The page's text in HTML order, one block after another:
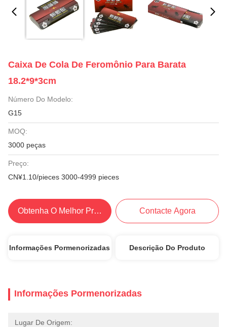
Caixa De Cola De Feromônio Para Barata
18.2*9*3cm
Número Do Modelo:
G15
MOQ:
3000 peças
Preço:
CN¥1.10/pieces 3000-4999 pieces
Obtenha O Melhor Preço Contacte Agora
Informações Pormenorizadas Descrição Do Produto
Informações Pormenorizadas
Lugar De Origem: